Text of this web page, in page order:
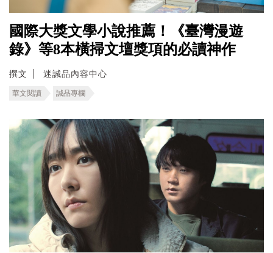
國際大獎文學小說推薦！《臺灣漫遊
錄》等8本橫掃文壇獎項的必讀神作
撰文 迷誠品內容中心
華文閱讀 誠品專欄